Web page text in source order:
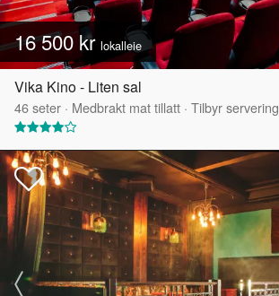
16 500 kr lokalleie
Vika Kino - Liten sal
46seter · Medbrakt mat tillatt · Tilbyr servering